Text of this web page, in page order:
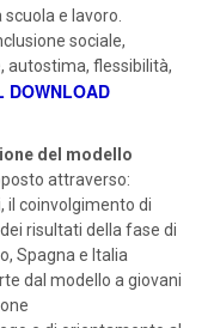
e lavoro.
sociale,
autostima, flessibilità,
DOWNLOAD
del modello
attraverso:
il coinvolgimento di
risultati della fase di
Spagna e Italia
dal modello a giovani